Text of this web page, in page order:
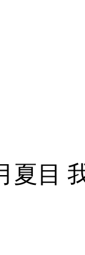
夏目